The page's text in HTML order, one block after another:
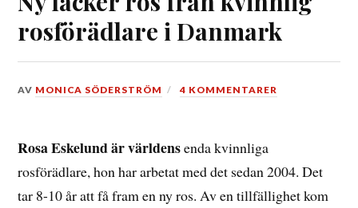
rosförädlare i Danmark
DEN
2016
AV MONICA SÖDERSTRÖM 4 KOMMENTARER
Rosa Eskelund är världensenda kvinnliga
rosförädlare, hon har arbetat med det sedan 2004. Det
tar 8-10 år att få fram en ny ros. Av en tillfällighet kom